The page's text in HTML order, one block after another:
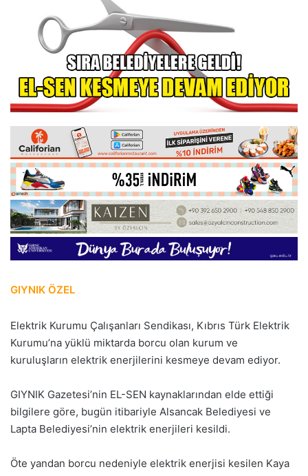
GIYNIK ÖZEL
Elektrik Kurumu Çalışanları Sendikası, Kıbrıs Türk Elektrik
Kurumu’na yüklü miktarda borcu olan kurum ve
kuruluşların elektrik enerjilerini kesmeye devam ediyor.
GIYNIK Gazetesi’nin EL-SEN kaynaklarından elde ettiği
bilgilere göre, bugün itibariyle Alsancak Belediyesi ve
Lapta Belediyesi’nin elektrik enerjileri kesildi.
Öte yandan borcu nedeniyle elektrik enerjisi kesilen Kaya